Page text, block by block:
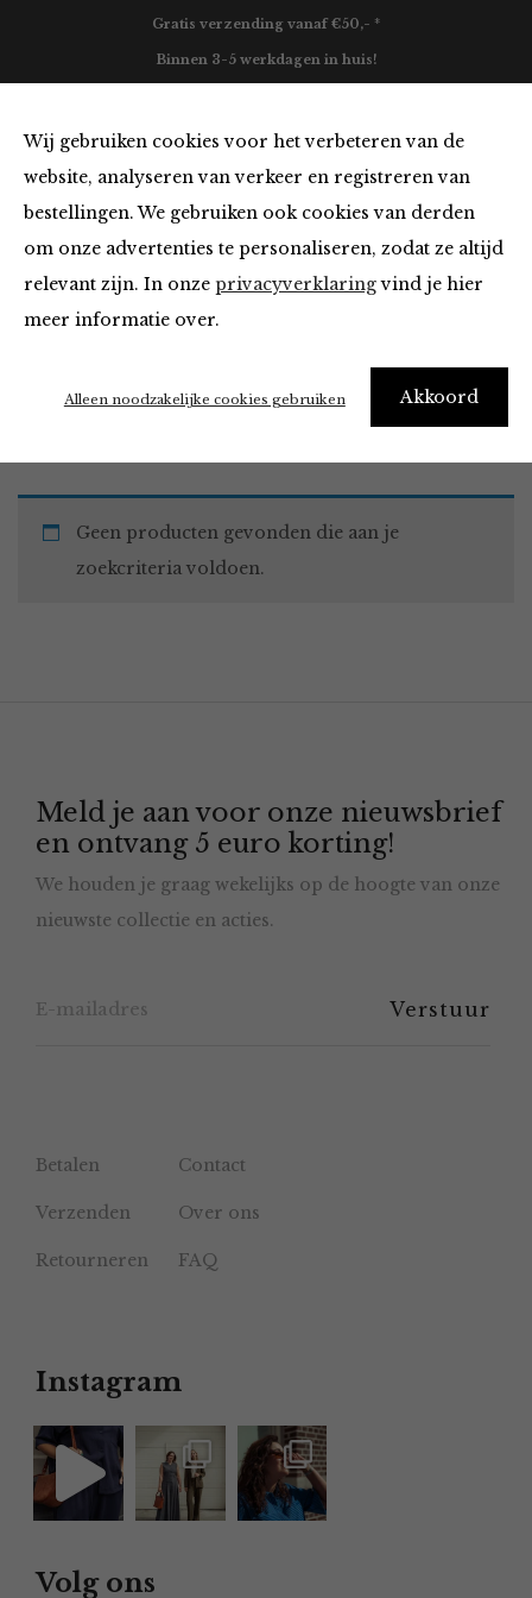
Wij gebruiken cookies voor het verbeteren van de
website, analyseren van verkeer en registreren van
bestellingen. We gebruiken ook cookies van derden
om onze advertenties te personaliseren, zodat ze altijd
relevant zijn. In onze privacyverklaringvind je hier
meer informatie over.
Akkoord
Alleen noodzakelijke cookies gebruiken
Gratis verzending vanaf €50,- *
Binnen 3-5 werkdagen in huis!
Blazers & Jassen
Home Winkel Kleding Blazers & Jassen
Geen producten gevonden die aan je
zoekcriteria voldoen.
Meld je aan voor onze nieuwsbrief
en ontvang 5 euro korting!
We houden je graag wekelijks op de hoogte van onze
nieuwste collectie en acties.
Betalen Contact
Verzenden Over ons
Retourneren FAQ
Instagram
Volg ons